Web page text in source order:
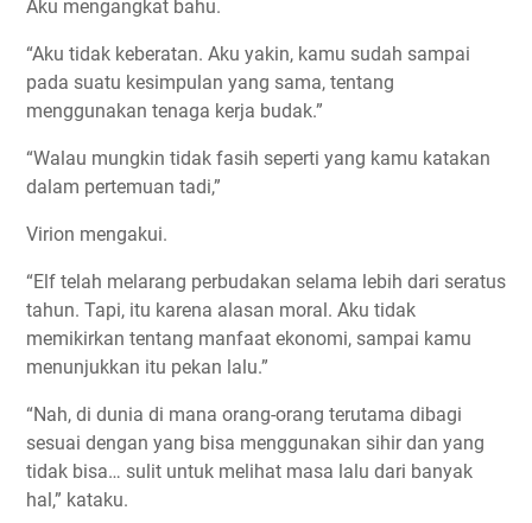
Aku mengangkat bahu.
“Aku tidak keberatan. Aku yakin, kamu sudah sampai
pada suatu kesimpulan yang sama, tentang
menggunakan tenaga kerja budak.”
“Walau mungkin tidak fasih seperti yang kamu katakan
dalam pertemuan tadi,”
Virion mengakui.
“Elf telah melarang perbudakan selama lebih dari seratus
tahun. Tapi, itu karena alasan moral. Aku tidak
memikirkan tentang manfaat ekonomi, sampai kamu
menunjukkan itu pekan lalu.”
“Nah, di dunia di mana orang-orang terutama dibagi
sesuai dengan yang bisa menggunakan sihir dan yang
tidak bisa… sulit untuk melihat masa lalu dari banyak
hal,” kataku.